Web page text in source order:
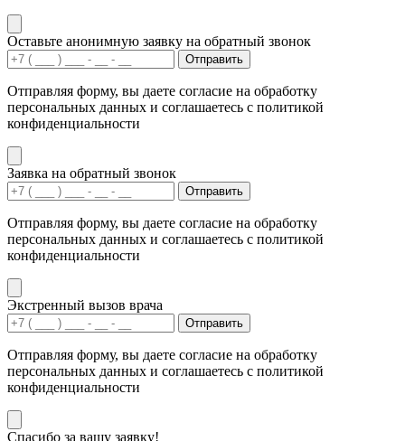
Оставьте анонимную заявку на обратный звонок
Отправить
Отправляя форму, вы даете согласие на обработку
персональных данных и соглашаетесь с политикой
конфиденциальности
Заявка на обратный звонок
Отправить
Отправляя форму, вы даете согласие на обработку
персональных данных и соглашаетесь с политикой
конфиденциальности
Экстренный вызов врача
Отправить
Отправляя форму, вы даете согласие на обработку
персональных данных и соглашаетесь с политикой
конфиденциальности
Спасибо за вашу заявку!